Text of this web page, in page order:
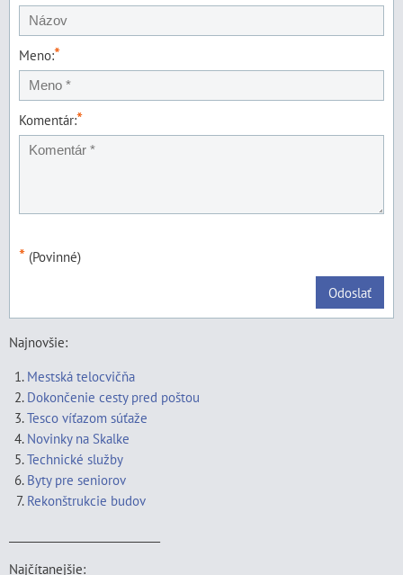
Meno:*
Komentár:*
* (Povinné)
Odoslať
Najnovšie:
Mestská telocvičňa
Dokončenie cesty pred poštou
Tesco víťazom súťaže
Novinky na Skalke
Technické služby
Byty pre seniorov
Rekonštrukcie budov
Najčítanejšie: